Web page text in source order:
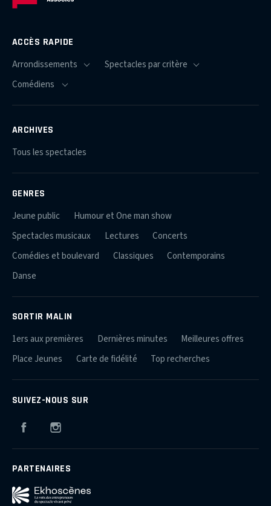
ACCÈS RAPIDE
ARCHIVES
Tous les spectacles
GENRES
Jeune public
Humour et One man show
Spectacles musicaux
Lectures
Concerts
Comédies et boulevard
Classiques
Contemporains
Danse
SORTIR MALIN
1ers aux premières Dernières minutes
Meilleures offres
Place Jeunes
Carte de fidélité Top recherches
SUIVEZ-NOUS SUR
Facebook
PARTENAIRES